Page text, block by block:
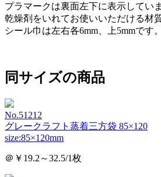
プラマークは裏面左下に表示していま
乾燥剤をいれてお使いいただける材
シール巾は左右各6mm、上5mmです
同サイズの商品
No.51212
グレークラフト蒸着三方袋 85×120
size:85×120mm
＠￥19.2～32.5/1枚